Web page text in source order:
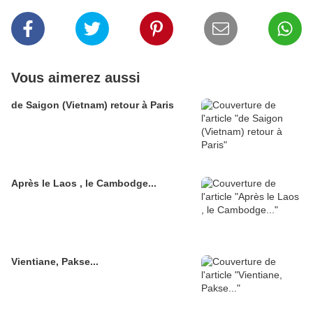
Vous aimerez aussi
de Saigon (Vietnam) retour à Paris
Après le Laos , le Cambodge...
Vientiane, Pakse...